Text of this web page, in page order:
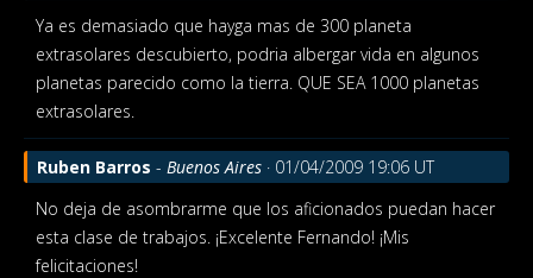
Ya es demasiado que hayga mas de 300 planeta
extrasolares descubierto, podria albergar vida en algunos
planetas parecido como la tierra. QUE SEA 1000 planetas
extrasolares.
Ruben Barros - Buenos Aires · 01/04/2009 19:06 UT
No deja de asombrarme que los aficionados puedan hacer
esta clase de trabajos. ¡Excelente Fernando! ¡Mis
felicitaciones!